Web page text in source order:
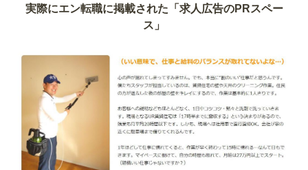
実際にエン転職に掲載された「求人広告のPRスペー
ス」